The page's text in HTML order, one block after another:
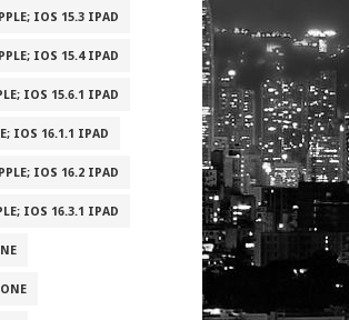
IOS 15.3 IPAD
IOS 15.4 IPAD
IOS 15.6.1 IPAD
IOS 16.1.1 IPAD
IOS 16.2 IPAD
IOS 16.3.1 IPAD